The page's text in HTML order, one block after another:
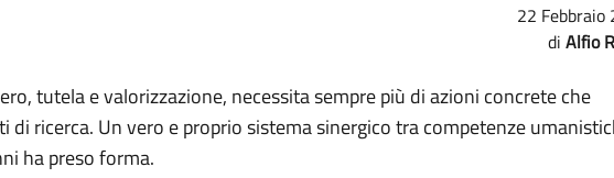
22 Febbraio
Alfio
tutela e valorizzazione, necessita sempre più di azioni concrete che
ricerca. Un vero e proprio sistema sinergico tra competenze
ha preso forma.